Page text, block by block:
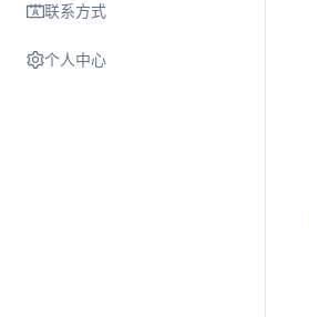
联系方式
个人中心